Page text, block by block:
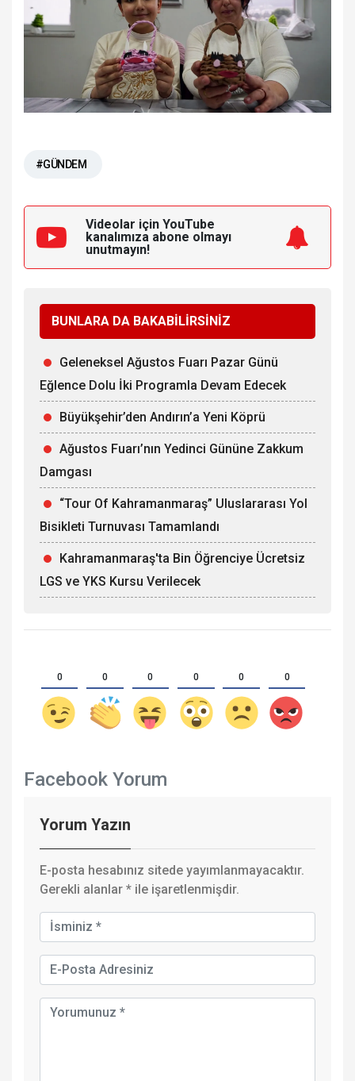
#GÜNDEM
Videolar için YouTube
kanalımıza abone olmayı
unutmayın!
BUNLARA DA BAKABİLİRSİNİZ
Geleneksel Ağustos Fuarı Pazar Günü
Eğlence Dolu İki Programla Devam Edecek
Büyükşehir’den Andırın’a Yeni Köprü
Ağustos Fuarı’nın Yedinci Gününe Zakkum
Damgası
“Tour Of Kahramanmaraş” Uluslararası Yol
Bisikleti Turnuvası Tamamlandı
Kahramanmaraş'ta Bin Öğrenciye Ücretsiz
LGS ve YKS Kursu Verilecek
0 0 0 0 0 0
Facebook Yorum
Yorum Yazın
E-posta hesabınız sitede yayımlanmayacaktır.
Gerekli alanlar * ile işaretlenmişdir.